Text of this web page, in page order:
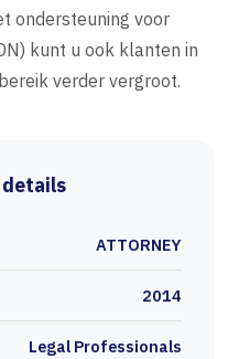
ondersteuning voor
kunt u ook klanten in
verder vergroot.
details
ATTORNEY
2014
Legal Professionals